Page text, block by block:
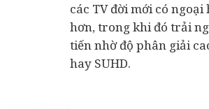
các TV đời mới có
hơn, trong khi đó trải
tiến nhờ độ phân giải
hay SUHD.